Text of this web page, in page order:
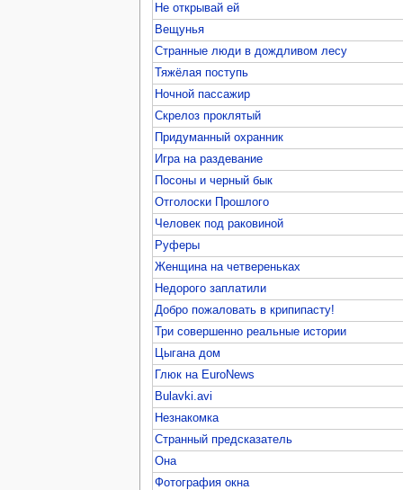
Не открывай ей
Вещунья
Странные люди в дождливом лесу
Тяжёлая поступь
Ночной пассажир
Скрелоз проклятый
Придуманный охранник
Игра на раздевание
Посоны и черный бык
Отголоски Прошлого
Человек под раковиной
Руферы
Женщина на четвереньках
Недорого заплатили
Добро пожаловать в крипипасту!
Три совершенно реальные истории
Цыгана дом
Глюк на EuroNews
Bulavki.avi
Незнакомка
Странный предсказатель
Она
Фотография окна